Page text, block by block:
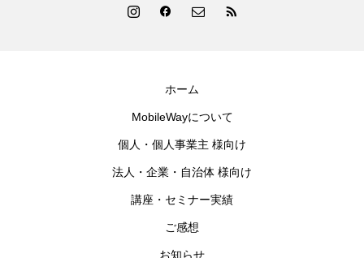
ホーム
MobileWayについて
個人・個人事業主 様向け
法人・企業・自治体 様向け
講座・セミナー実績
ご感想
お知らせ